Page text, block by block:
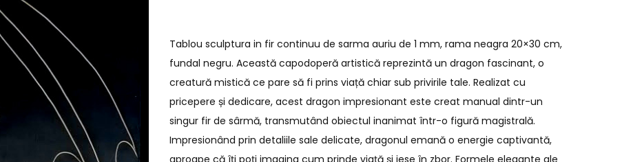
Tablou sculptura in fir continuu de sarma auriu de 1 mm, rama neagra 20×30 cm,
fundal negru. Această capodoperă artistică reprezintă un dragon fascinant, o
creatură mistică ce pare să fi prins viață chiar sub privirile tale. Realizat cu
pricepere și dedicare, acest dragon impresionant este creat manual dintr-un
singur fir de sârmă, transmutând obiectul inanimat într-o figură magistrală.
Impresionând prin detaliile sale delicate, dragonul emană o energie captivantă,
aproape că îți poți imagina cum prinde viață și iese în zbor. Formele elegante ale